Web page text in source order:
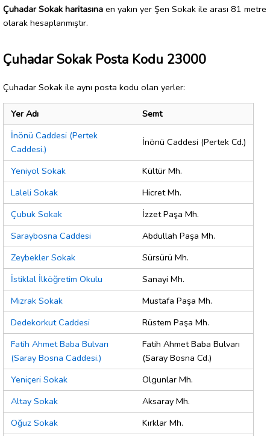
Çuhadar Sokak haritasına en yakın yer Şen Sokak ile arası 81 metre
olarak hesaplanmıştır.
Çuhadar Sokak Posta Kodu 23000
Çuhadar Sokak ile aynı posta kodu olan yerler:
Yer Adı
Semt
İnönü Caddesi (Pertek
Caddesi.)
İnönü Caddesi (Pertek Cd.)
Yeniyol Sokak
Kültür Mh.
Laleli Sokak
Hicret Mh.
Çubuk Sokak
İzzet Paşa Mh.
Saraybosna Caddesi
Abdullah Paşa Mh.
Zeybekler Sokak
Sürsürü Mh.
İstiklal İlköğretim Okulu
Sanayi Mh.
Mızrak Sokak
Mustafa Paşa Mh.
Dedekorkut Caddesi
Rüstem Paşa Mh.
Fatih Ahmet Baba Bulvarı
(Saray Bosna Caddesi.)
Fatih Ahmet Baba Bulvarı
(Saray Bosna Cd.)
Yeniçeri Sokak
Olgunlar Mh.
Altay Sokak
Aksaray Mh.
Oğuz Sokak
Kırklar Mh.